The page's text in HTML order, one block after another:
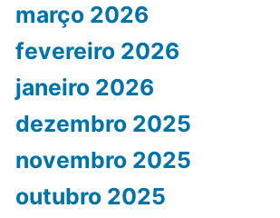
março 2026
fevereiro 2026
janeiro 2026
dezembro 2025
novembro 2025
outubro 2025